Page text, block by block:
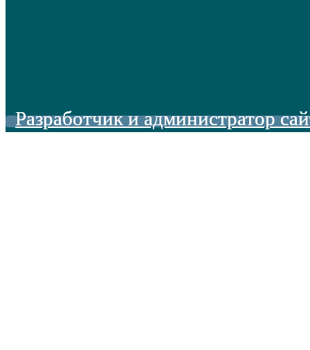
Разработчик и администратор